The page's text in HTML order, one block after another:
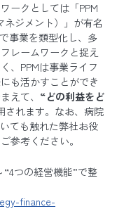
ークとしては「PPM
ジメント）」が有名
事業を類型化し、多
レームワークと捉え
、PPMは事業ライフ
も活かすことができ
えて、 “どの利益をど
されます。なお、病院
ても触れた弊社お役
参考ください。
つの経営機能”で整
finance-